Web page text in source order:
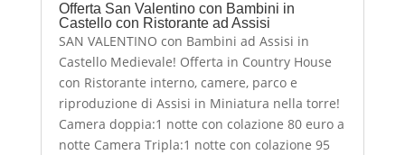
Offerta San Valentino con Bambini in
Castello con Ristorante ad Assisi
SAN VALENTINO con Bambini ad Assisi in
Castello Medievale! Offerta in Country House
con Ristorante interno, camere, parco e
riproduzione di Assisi in Miniatura nella torre!
Camera doppia:1 notte con colazione 80 euro a
notte Camera Tripla:1 notte con colazione 95